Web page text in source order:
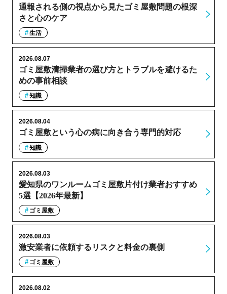
通報される側の視点から見たゴミ屋敷問題の根深
さと心のケア
生活
ゴミ屋敷清掃業者の選び方とトラブルを避けるた
めの事前相談
2026.08.07
知識
ゴミ屋敷という心の病に向き合う専門的対応
2026.08.04
知識
愛知県のワンルームゴミ屋敷片付け業者おすすめ
5選【2026年最新】
2026.08.03
ゴミ屋敷
激安業者に依頼するリスクと料金の裏側
2026.08.03
ゴミ屋敷
2026.08.02